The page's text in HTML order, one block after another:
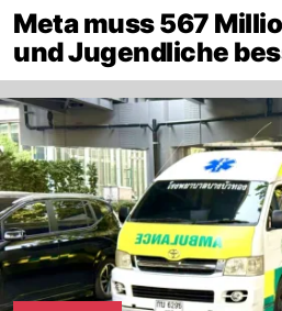
Meta muss 567
und Jugendliche